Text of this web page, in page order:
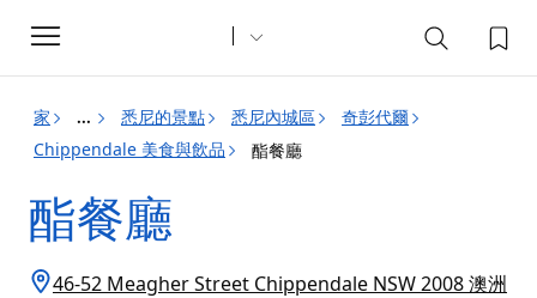
Toggle
navigation
家 ... 悉尼的景點 悉尼內城區
奇彭代爾
Chippendale 美食與飲品
酯餐廳
酯餐廳
46-52 Meagher Street Chippendale NSW 2008 澳洲